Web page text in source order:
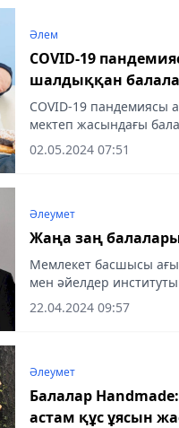
Әлем
COVID-19
шалдыққан
COVID-19 пандемиясы
мектеп жасындағы
02.05.2024 07:51
Әлеумет
Жаңа заң
Мемлекет басшысы
мен әйелдер
Республикасының
22.04.2024 09:57
Әлеумет
Балалар
астам құс ұясын